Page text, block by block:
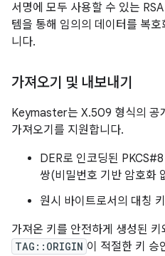
서명에 모두 사용할 수 있는
템을 통해 임의의 데이터를 복
니다.
가져오기 및 내보내기
Keymaster는 X.509 형식의 공
가져오기를 지원합니다.
DER로 인코딩된
쌍(비밀번호 기반 암호화
원시 바이트로서의 대칭 키
가져온 키를 안전하게 생성된 키
TAG::ORIGIN 이 적절한 키 승